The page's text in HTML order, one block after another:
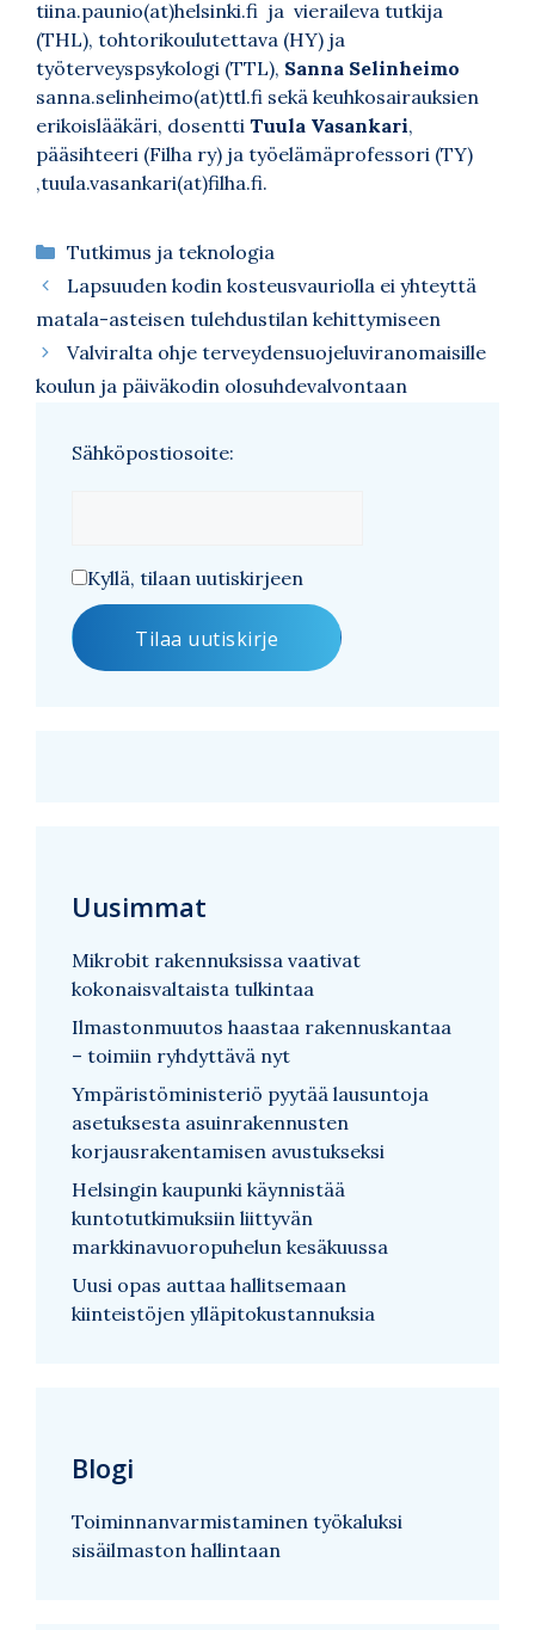
tiina.paunio(at)helsinki.fi ja vieraileva tutkija
(THL), tohtorikoulutettava (HY) ja
työterveyspsykologi (TTL), Sanna Selinheimo
sanna.selinheimo(at)ttl.fi sekä keuhkosairauksien
erikoislääkäri, dosentti Tuula Vasankari,
pääsihteeri (Filha ry) ja työelämäprofessori (TY)
,tuula.vasankari(at)filha.fi.
Kategoriat
Tutkimus ja teknologia
Lapsuuden kodin kosteusvauriolla ei yhteyttä
matala-asteisen tulehdustilan kehittymiseen
Valviralta ohje terveydensuojeluviranomaisille
koulun ja päiväkodin olosuhdevalvontaan
Sähköpostiosoite:
Kyllä, tilaan uutiskirjeen
Uusimmat
Mikrobit rakennuksissa vaativat
kokonaisvaltaista tulkintaa
Ilmastonmuutos haastaa rakennuskantaa
– toimiin ryhdyttävä nyt
Ympäristöministeriö pyytää lausuntoja
asetuksesta asuinrakennusten
korjausrakentamisen avustukseksi
Helsingin kaupunki käynnistää
kuntotutkimuksiin liittyvän
markkinavuoropuhelun kesäkuussa
Uusi opas auttaa hallitsemaan
kiinteistöjen ylläpitokustannuksia
Blogi
Toiminnanvarmistaminen työkaluksi
sisäilmaston hallintaan